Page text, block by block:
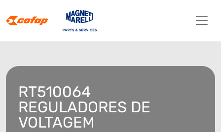
RT510064
REGULADORES DE
VOLTAGEM